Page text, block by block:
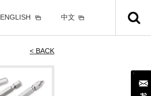
ENGLISH 中文
< BACK